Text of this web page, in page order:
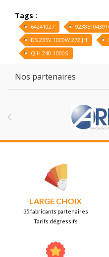
Tags :
64241027
DS 235V 1000W 272 JH
QIH 240-1000S
Nos partenaires

LARGE CHOIX
35 fabricants partenaires
Tarifs dégressifs